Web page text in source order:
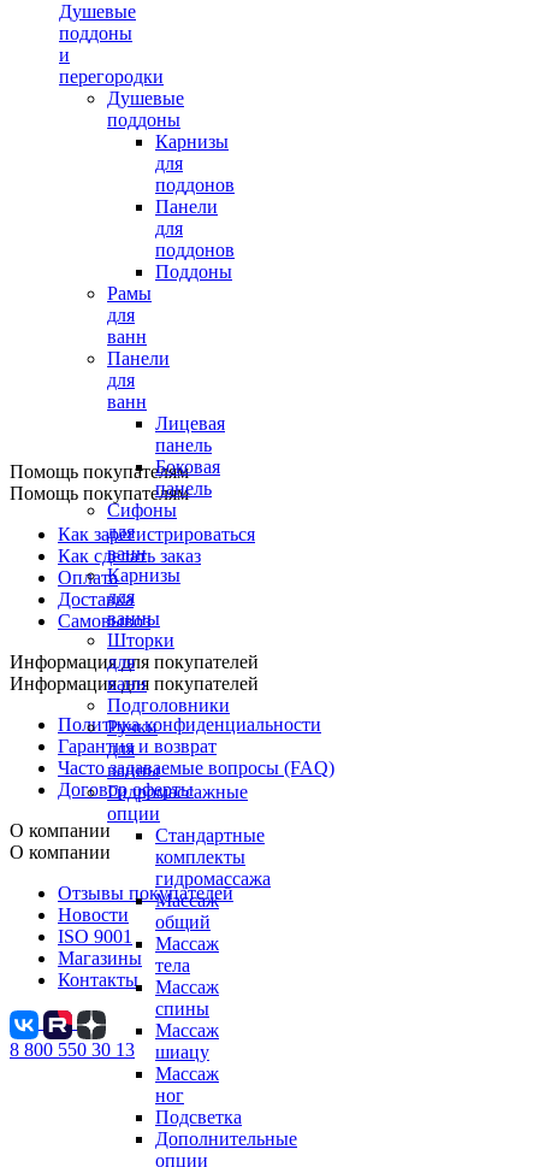
Душевые
поддоны
и
перегородки
Душевые
поддоны
Карнизы
для
поддонов
Панели
для
поддонов
Поддоны
Рамы
для
ванн
Панели
для
ванн
Лицевая
панель
Боковая
панель
Сифоны
для
ванн
Карнизы
для
ванны
Шторки
для
ванн
Подголовники
Ручки
для
ванны
Гидромассажные
опции
Стандартные
комплекты
гидромассажа
Массаж
общий
Массаж
тела
Массаж
спины
Массаж
шиацу
Массаж
ног
Подсветка
Дополнительные
опции
Помощь покупателям
Помощь покупателям
Как зарегистрироваться
Как сделать заказ
Оплата
Доставка
Самовывоз
Информация для покупателей
Информация для покупателей
Политика конфиденциальности
Гарантия и возврат
Часто задаваемые вопросы (FAQ)
Договор оферты
О компании
О компании
Отзывы покупателей
Новости
ISO 9001
Магазины
Контакты
8 800 550 30 13